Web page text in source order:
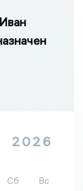
2026
Сб
Вс